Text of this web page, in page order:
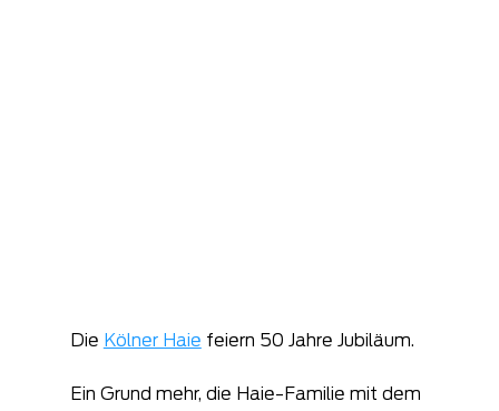
Die Kölner Haie feiern 50 Jahre Jubiläum.
Ein Grund mehr, die Haie-Familie mit dem